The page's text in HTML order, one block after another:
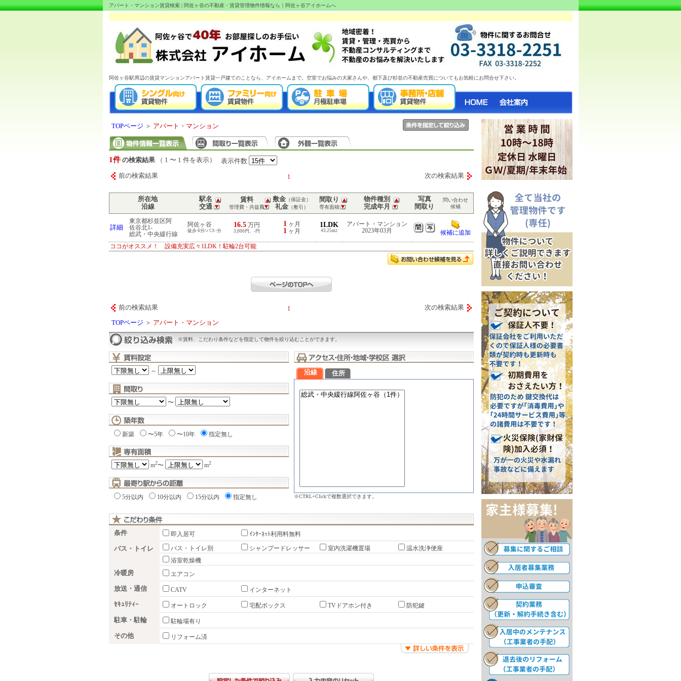
アパート・マンション賃貸検索 | 阿佐ヶ谷の不動産・賃貸管理物件情報なら｜阿佐ヶ谷アイホームへ
阿佐ヶ谷駅周辺の賃貸マンションアパート賃貸一戸建てのことなら、アイホームまで。空室でお悩みの大家さんや、都下及び杉並の不動産売買についてもお気軽にお問合せ下さい。
TOPページ ＞ アパート・マンション
1件 の検索結果（ 1 〜 1 件を表示） 表示件数
前の検索結果 1 次の検索結果
所在地
沿線
駅名
交通
賃料
管理費・共益費
敷金 （保証金）
礼金 （敷引）
間取り
専有面積
物件種別
完成年月
写真
間取り
問い合わせ
候補
詳細
東京都杉並区阿
佐谷北1-
総武・中央緩行線
阿佐ヶ谷
徒歩 6分/バス-分
16.5万円
3,000円、-円
1 ヶ月
1 ヶ月
1LDK
43.25m2
アパート・マンション
2023年03月
候補に追加
ココがオススメ！ 設備充実広々1LDK！駐輪2台可能
前の検索結果 1 次の検索結果
TOPページ ＞ アパート・マンション
※賃料、こだわり条件などを指定して物件を絞り込むことができます。
～
〜
新築 〜5年 〜10年 指定無し
m2〜 m2
5分以内 10分以内 15分以内 指定無し
沿線 住所
※CTRL+Clickで複数選択できます。
条件 即入居可 ｲﾝﾀｰﾈｯﾄ利用料無料
バス・トイレ バス・トイレ別 シャンプードレッサー 室内洗濯機置場
温水洗浄便座
浴室乾燥機
冷暖房 エアコン
放送・通信 CATV インターネット
ｾｷｭﾘﾃｨｰ オートロック 宅配ボックス TVドアホン付き 防犯鍵
駐車・駐輪 駐輪場有り
その他 リフォーム済